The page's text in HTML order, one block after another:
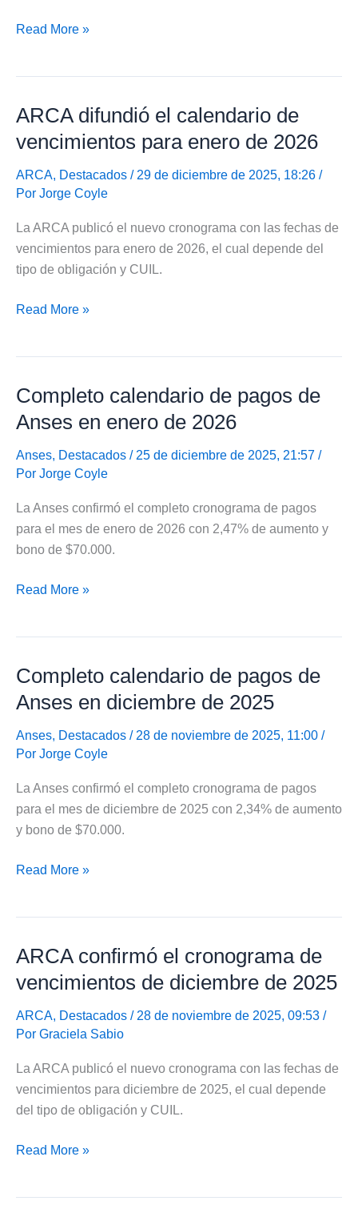
Completo
de
en
febrero
de
Read More »
ARCA difundió el calendario de
vencimientos para enero de 2026
ARCA, Destacados / 29 de diciembre de 2025, 18:26 /
Por Jorge Coyle
La ARCA publicó el nuevo cronograma con las fechas de
vencimientos para enero de 2026, el cual depende del
tipo de obligación y CUIL.
ARCA
de
vencimientos
para
enero
de
Read More »
Completo calendario de pagos de
Anses en enero de 2026
Anses, Destacados / 25 de diciembre de 2025, 21:57 /
Por Jorge Coyle
La Anses confirmó el completo cronograma de pagos
para el mes de enero de 2026 con 2,47% de aumento y
bono de $70.000.
Completo
de
Anses
en
enero
de
Read More »
Completo calendario de pagos de
Anses en diciembre de 2025
Anses, Destacados / 28 de noviembre de 2025, 11:00 /
Por Jorge Coyle
La Anses confirmó el completo cronograma de pagos
para el mes de diciembre de 2025 con 2,34% de aumento
y bono de $70.000.
Completo
de
en
diciembre
de
Read More »
ARCA confirmó el cronograma de
vencimientos de diciembre de 2025
ARCA, Destacados / 28 de noviembre de 2025, 09:53 /
Por Graciela Sabio
La ARCA publicó el nuevo cronograma con las fechas de
vencimientos para diciembre de 2025, el cual depende
del tipo de obligación y CUIL.
ARCA
Read More »